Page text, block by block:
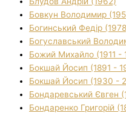
Бовкун Володимир
Богинський Федір
Богуславський
Божий Михайло (1911 -
Бокшай Йосип (1891 -
Бокшай Йосип (1930 -
Бондаревський Євген
Бондаренко Григорій